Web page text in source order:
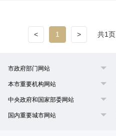
< 1 > 共1页
市政府部门网站
本市重要机构网站
中央政府和国家部委网站
国内重要城市网站